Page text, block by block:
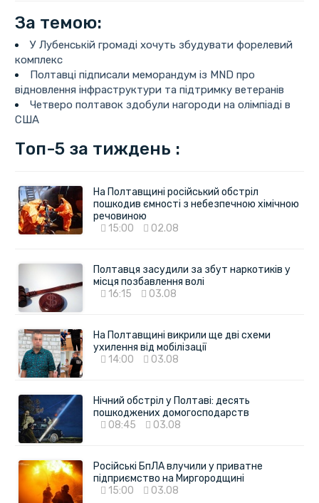
За темою:
У Лубенській громаді хочуть збудувати форелевий
комплекс
Полтавці підписали меморандум із MND про
відновлення інфраструктури та підтримку ветеранів
Четверо полтавок здобули нагороди на олімпіаді в
США
Топ-5 за тиждень :
На Полтавщині російський обстріл
пошкодив ємності з небезпечною хімічною
речовиною
15:00
02.08
Полтавця засудили за збут наркотиків у
місця позбавлення волі
16:15
03.08
На Полтавщині викрили ще дві схеми
ухилення від мобілізації
14:00
03.08
Нічний обстріл у Полтаві: десять
пошкоджених домогосподарств
08:45
03.08
Російські БпЛА влучили у приватне
підприємство на Миргородщині
15:00
03.08